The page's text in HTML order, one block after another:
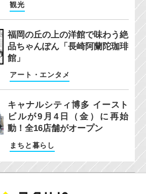
観光
福岡の丘の上の洋館で味わう絶
品ちゃんぽん「長崎阿蘭陀珈琲
館」
アート・エンタメ
キャナルシティ博多 イースト
ビルが9月4日（金）に再始
動！全16店舗がオープン
まちと暮らし